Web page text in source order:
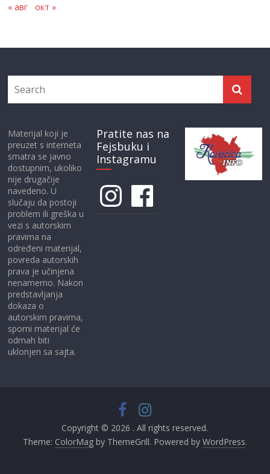
« авг окт »
Materijal koji je
preuzet s interneta
smatra se javno
dostupnim, ukoliko
nije drugačije
navedeno. U
slučaju da postoji
problem ili greška u
vezi s autorskim
pravima na
određeni materijal,
povreda autorskih
prava je učinjena
nenamerno. Nakon
predstavljanja
dokaza o
autorskim pravima,
sporni materijal će
odmah biti
uklonjen sa sajta.
Pratite nas na
Fejsbuku i
Instagramu
InstagramFacebook
Copyright © 2026 . All rights reserved.
Theme: ColorMagby ThemeGrill. Powered by WordPress.